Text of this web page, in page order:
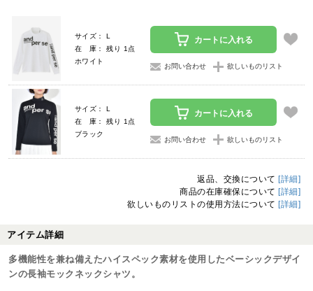
サイズ： L
在 庫： 残り 1点
ホワイト
カートに入れる
お問い合わせ 欲しいものリスト
サイズ： L
在 庫： 残り 1点
ブラック
カートに入れる
お問い合わせ 欲しいものリスト
返品、交換について [詳細]
商品の在庫確保について [詳細]
欲しいものリストの使用方法について [詳細]
アイテム詳細
多機能性を兼ね備えたハイスペック素材を使用したベーシックデザイ
ンの長袖モックネックシャツ。